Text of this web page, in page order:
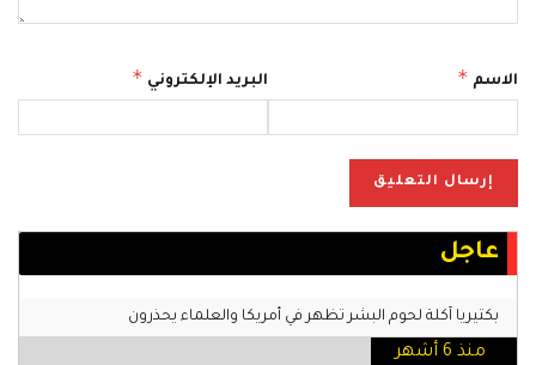
الاسم * البريد الإلكتروني *
عاجل
بكتيريا آكلة لحوم البشر تظهر في أمريكا والعلماء يحذرون
منذ 6 أشهر